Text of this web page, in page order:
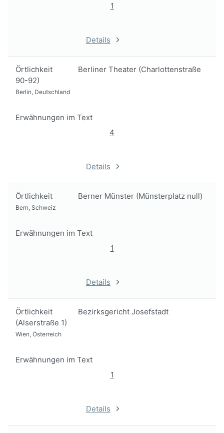
1
Details
Örtlichkeit
Berliner Theater (Charlottenstraße
90-92)
Berlin, Deutschland
Erwähnungen im Text
4
Details
Örtlichkeit Berner Münster (Münsterplatz null)
Bern, Schweiz
Erwähnungen im Text
1
Details
Örtlichkeit
Bezirksgericht Josefstadt
(Alserstraße 1)
Wien, Österreich
Erwähnungen im Text
1
Details